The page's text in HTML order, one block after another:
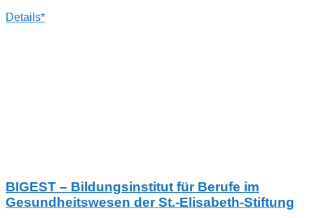
Details*
BIGEST – Bildungsinstitut für Berufe im
Gesundheitswesen der St.-Elisabeth-Stiftung